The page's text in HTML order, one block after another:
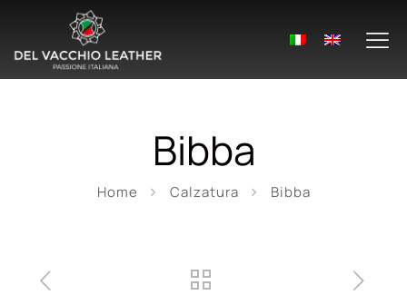
Bibba
Home Calzatura Bibba